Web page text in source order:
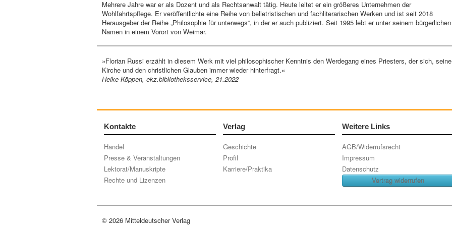
Mehrere Jahre war er als Dozent und als Rechtsanwalt tätig. Heute leitet er ein größeres Unternehmen der
Wohlfahrtspflege. Er veröffentlichte eine Reihe von belletristischen und fachliterarischen Werken und ist seit 2018
Herausgeber der Reihe „Philosophie für unterwegs“, in der er auch publiziert. Seit 1995 lebt er unter seinem bürgerlichen
Namen in einem Vorort von Weimar.
»Florian Russi erzählt in diesem Werk mit viel philosophischer Kenntnis den Werdegang eines Priesters, der sich, seine
Kirche und den christlichen Glauben immer wieder hinterfragt.«
Heike Köppen, ekz.bibliotheksservice, 21.2022
Kontakte
Handel
Presse & Veranstaltungen
Lektorat/Manuskripte
Rechte und Lizenzen
Verlag
Geschichte
Profil
Karriere/Praktika
Weitere Links
AGB/Widerrufsrecht
Impressum
Datenschutz
Vertrag widerrufen
© 2026 Mitteldeutscher Verlag